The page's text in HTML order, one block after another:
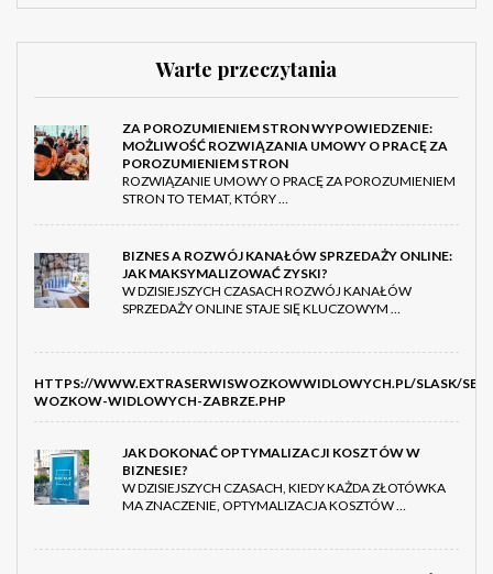
Warte przeczytania
ZA POROZUMIENIEM STRON WYPOWIEDZENIE:
MOŻLIWOŚĆ ROZWIĄZANIA UMOWY O PRACĘ ZA
POROZUMIENIEM STRON
ROZWIĄZANIE UMOWY O PRACĘ ZA POROZUMIENIEM
STRON TO TEMAT, KTÓRY …
BIZNES A ROZWÓJ KANAŁÓW SPRZEDAŻY ONLINE:
JAK MAKSYMALIZOWAĆ ZYSKI?
W DZISIEJSZYCH CZASACH ROZWÓJ KANAŁÓW
SPRZEDAŻY ONLINE STAJE SIĘ KLUCZOWYM …
HTTPS://WWW.EXTRASERWISWOZKOWWIDLOWYCH.PL/SLASK/
WOZKOW-WIDLOWYCH-ZABRZE.PHP
JAK DOKONAĆ OPTYMALIZACJI KOSZTÓW W
BIZNESIE?
W DZISIEJSZYCH CZASACH, KIEDY KAŻDA ZŁOTÓWKA
MA ZNACZENIE, OPTYMALIZACJA KOSZTÓW …